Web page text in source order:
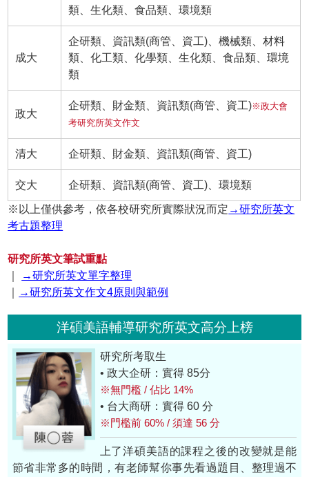
類、生化類、食品類、環境類
成大
企研類、資訊類(商管、資工)、機械類、材料
類、化工類、化學類、生化類、食品類、環境
類
政大
企研類、財金類、資訊類(商管、資工)※政大會
考研究所英文作文
清大 企研類、財金類、資訊類(商管、資工)
交大 企研類、資訊類(商管、資工)、環境類
※以上僅供參考，依各校研究所實際狀況而定 →研究所英文
考古題整理
研究所英文筆試重點
→研究所英文單字整理
→研究所英文作文4原則與範例
洋碩美語輔導研究所英文高分上榜
研究所考取生
• 政大企研：實得 85分
※無門檻 / 佔比 14%
• 台大商研：實得 60 分
※門檻前 60% / 須達 56 分
上了洋碩美語的課程之後的改變就是能
節省非常多的時間，有老師幫你事先看過題目、整理過不